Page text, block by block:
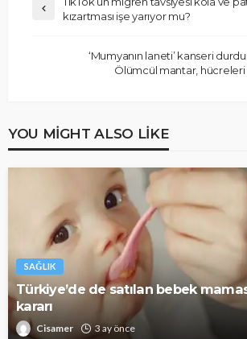
kızartması işe yarıyor mu?
‘Mumyanın laneti’ kanseri
Ölümcül mantar, hücreleri
YOU MIGHT ALSO LIKE
SAĞLIK
Türkiye’de de satılan bebek
kararı
Cisamer 3 ay önce